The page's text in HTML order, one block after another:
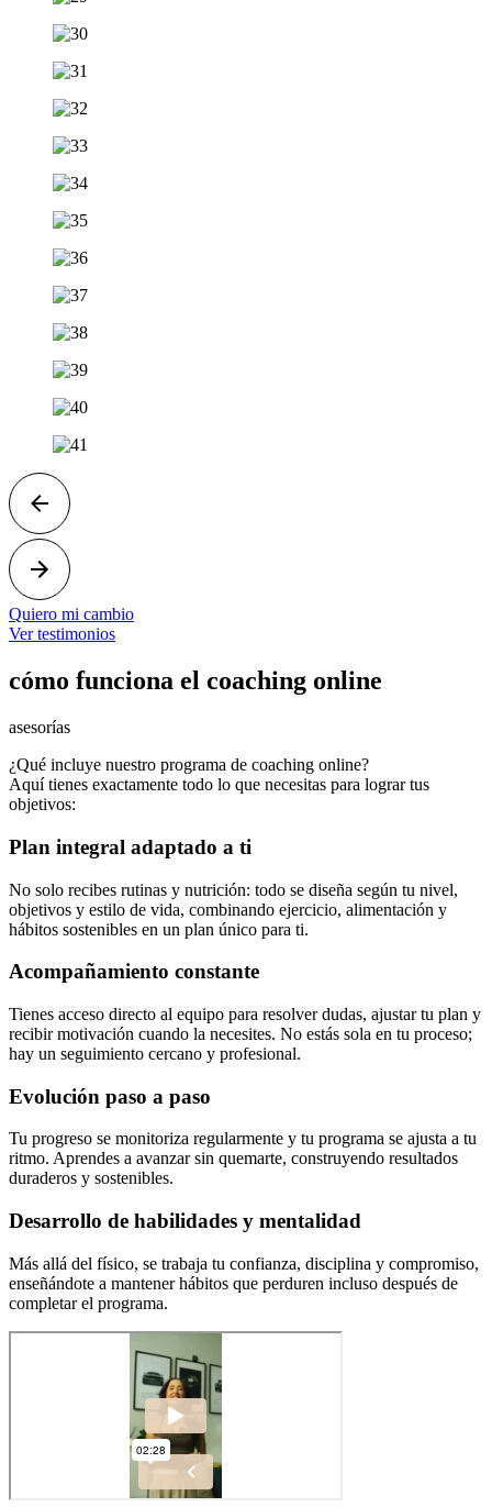
Quiero mi cambio
Ver testimonios
cómo funciona el coaching online
asesorías
¿Qué incluye nuestro programa de coaching online?
Aquí tienes exactamente todo lo que necesitas para lograr tus
objetivos:
Plan integral adaptado a ti
No solo recibes rutinas y nutrición: todo se diseña según tu nivel,
objetivos y estilo de vida, combinando ejercicio, alimentación y
hábitos sostenibles en un plan único para ti.
Acompañamiento constante
Tienes acceso directo al equipo para resolver dudas, ajustar tu plan y
recibir motivación cuando la necesites. No estás sola en tu proceso;
hay un seguimiento cercano y profesional.
Evolución paso a paso
Tu progreso se monitoriza regularmente y tu programa se ajusta a tu
ritmo. Aprendes a avanzar sin quemarte, construyendo resultados
duraderos y sostenibles.
Desarrollo de habilidades y mentalidad
Más allá del físico, se trabaja tu confianza, disciplina y compromiso,
enseñándote a mantener hábitos que perduren incluso después de
completar el programa.